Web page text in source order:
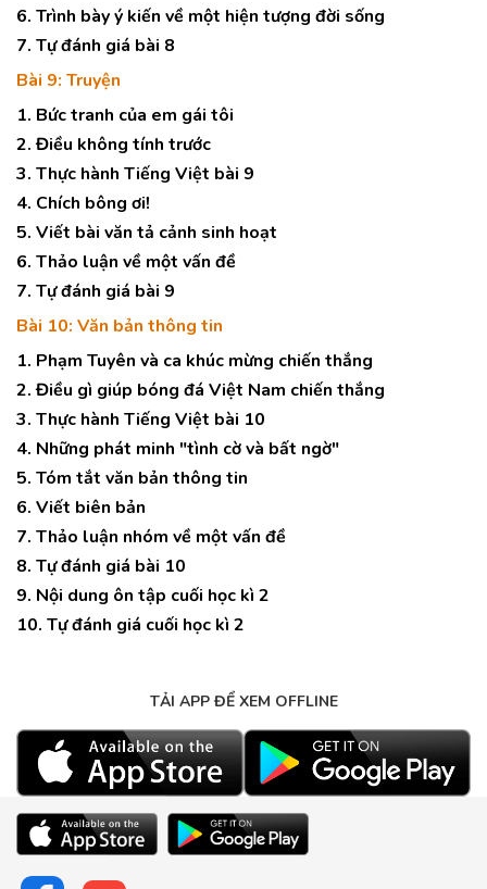
6. Trình bày ý kiến về một hiện tượng đời sống
7. Tự đánh giá bài 8
Bài 9: Truyện
1. Bức tranh của em gái tôi
2. Điều không tính trước
3. Thực hành Tiếng Việt bài 9
4. Chích bông ơi!
5. Viết bài văn tả cảnh sinh hoạt
6. Thảo luận về một vấn đề
7. Tự đánh giá bài 9
Bài 10: Văn bản thông tin
1. Phạm Tuyên và ca khúc mừng chiến thắng
2. Điều gì giúp bóng đá Việt Nam chiến thắng
3. Thực hành Tiếng Việt bài 10
4. Những phát minh "tình cờ và bất ngờ"
5. Tóm tắt văn bản thông tin
6. Viết biên bản
7. Thảo luận nhóm về một vấn đề
8. Tự đánh giá bài 10
9. Nội dung ôn tập cuối học kì 2
10. Tự đánh giá cuối học kì 2
TẢI APP ĐỂ XEM OFFLINE